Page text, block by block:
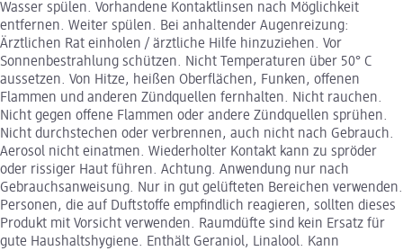
Wasser spülen. Vorhandene Kontaktlinsen nach Möglichkeit
entfernen. Weiter spülen. Bei anhaltender Augenreizung:
Ärztlichen Rat einholen / ärztliche Hilfe hinzuziehen. Vor
Sonnenbestrahlung schützen. Nicht Temperaturen über 50° C
aussetzen. Von Hitze, heißen Oberflächen, Funken, offenen
Flammen und anderen Zündquellen fernhalten. Nicht rauchen.
Nicht gegen offene Flammen oder andere Zündquellen sprühen.
Nicht durchstechen oder verbrennen, auch nicht nach Gebrauch.
Aerosol nicht einatmen. Wiederholter Kontakt kann zu spröder
oder rissiger Haut führen. Achtung. Anwendung nur nach
Gebrauchsanweisung. Nur in gut gelüfteten Bereichen verwenden.
Personen, die auf Duftstoffe empfindlich reagieren, sollten dieses
Produkt mit Vorsicht verwenden. Raumdüfte sind kein Ersatz für
gute Haushaltshygiene. Enthält Geraniol, Linalool. Kann